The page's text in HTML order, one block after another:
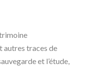
autres traces de
et l’étude,